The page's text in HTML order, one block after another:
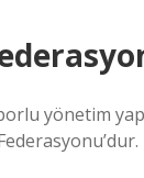
yönetim